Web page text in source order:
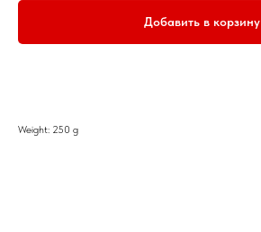
Добавить в корзину
Weight: 250 g